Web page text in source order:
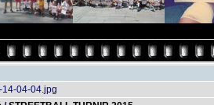
04-04.jpg